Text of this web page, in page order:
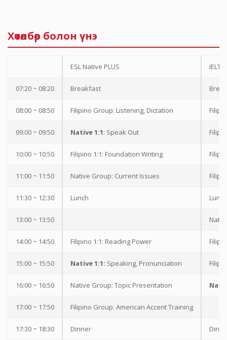
Хөтөлбөр болон үнэ
ESL Native PLUS
07:20 ~ 08:20 Breakfast
08:00 ~ 08:50 Filipino Group: Listening, Dictation
09:00 ~ 09:50 Native 1:1: Speak Out
10:00 ~ 10:50 Filipino 1:1: Foundation Writing
11:00 ~ 11:50 Native Group: Current Issues
11:30 ~ 12:30 Lunch Lunch
13:00 ~ 13:50
14:00 ~ 14:50 Filipino 1:1: Reading Power
15:00 ~ 15:50 Native 1:1: Speaking, Pronunciation
16:00 ~ 16:50 Native Group: Topic Presentation
17:00 ~ 17:50 Filipino Group: American Accent Training
17:30 ~ 18:30 Dinner